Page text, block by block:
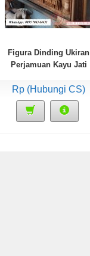
Figura Dinding Ukiran
Perjamuan Kayu Jati
Rp (Hubungi CS)